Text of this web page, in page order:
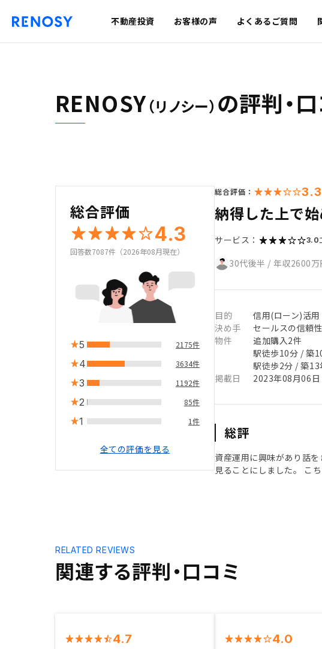
不動産投資 お客様の声 よくあるご質問
RENOSY（リノシー） の評判・
総合評価
4.3
回答数7087件（2026年08月現在）
5 2175件
4 3634件
3 1192件
2 85件
1 1件
全ての評価を見る
総合評価： 3.3
納得した上で
サービス： 3.0
30代後半 / 年収2600万
目的
信用(ローン)活用
決め手
セールスの信頼
物件
追加購入2件
駅徒歩10分 / 築
駅徒歩2分 / 築
掲載日
2023年08月06日
総評
資産運用に興味があり話
見ることにしました。 こ
関連する評判・口コミ
RELATED REVIEWS
4.7 4.0